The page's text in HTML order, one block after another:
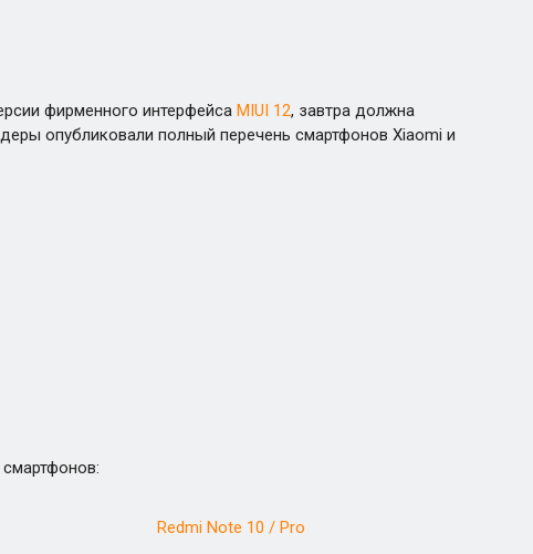
фирменного интерфейса MIUI 12, завтра должна
опубликовали полный перечень смартфонов Xiaomi и
Redmi Note 10 / Pro